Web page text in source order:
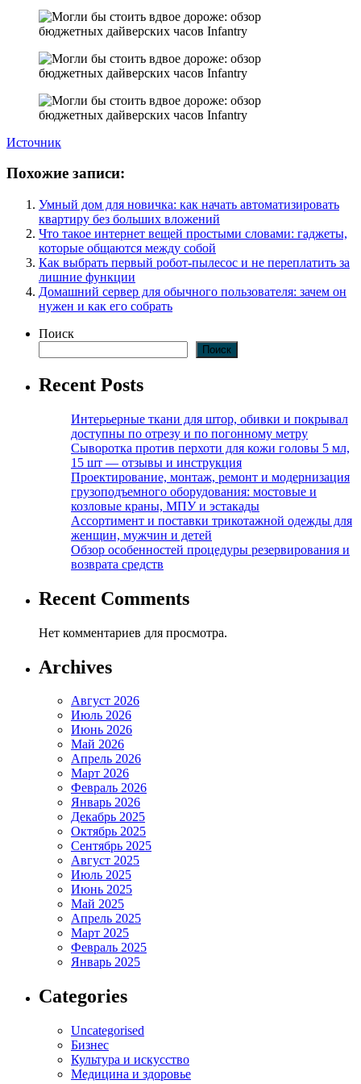
Источник
Похожие записи:
Умный дом для новичка: как начать автоматизировать
квартиру без больших вложений
Что такое интернет вещей простыми словами: гаджеты,
которые общаются между собой
Как выбрать первый робот-пылесос и не переплатить за
лишние функции
Домашний сервер для обычного пользователя: зачем он
нужен и как его собрать
Поиск
Поиск
Recent Posts
Интерьерные ткани для штор, обивки и покрывал
доступны по отрезу и по погонному метру
Сыворотка против перхоти для кожи головы 5 мл,
15 шт — отзывы и инструкция
Проектирование, монтаж, ремонт и модернизация
грузоподъемного оборудования: мостовые и
козловые краны, МПУ и эстакады
Ассортимент и поставки трикотажной одежды для
женщин, мужчин и детей
Обзор особенностей процедуры резервирования и
возврата средств
Recent Comments
Нет комментариев для просмотра.
Archives
Август 2026
Июль 2026
Июнь 2026
Май 2026
Апрель 2026
Март 2026
Февраль 2026
Январь 2026
Декабрь 2025
Октябрь 2025
Сентябрь 2025
Август 2025
Июль 2025
Июнь 2025
Май 2025
Апрель 2025
Март 2025
Февраль 2025
Январь 2025
Categories
Uncategorised
Бизнес
Культура и искусство
Медицина и здоровье